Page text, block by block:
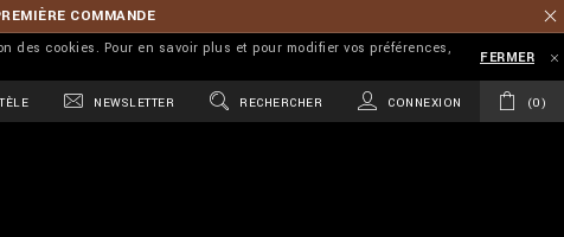
COMMANDE
cookies. Pour en savoir plus et pour modifier vos préférences,
FERMER
NEWSLETTER RECHERCHER CONNEXION 0